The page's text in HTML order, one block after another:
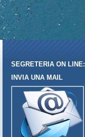
SEGRETERIA ON LINE:
INVIA UNA MAIL